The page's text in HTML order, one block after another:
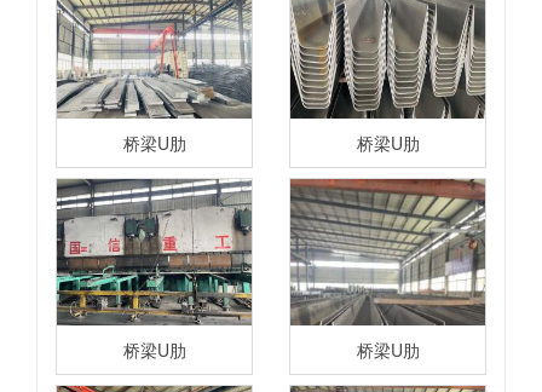
桥梁U肋 桥梁U肋
桥梁U肋 桥梁U肋